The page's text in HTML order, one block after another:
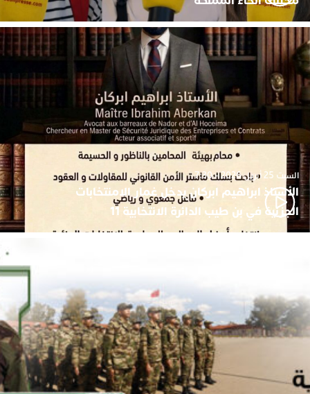
السبت 25 أبريل 2026 - 7:30
الأستاذ ابراهيم ابركان يدخل غمار الامنتخابات
الجزئية في بن طيب الدائرة الانتخابية 11